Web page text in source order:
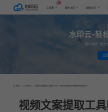
工具集 图片水印 视频水印
水印云-轻
图片视频一键去
立
首页 > 行业资讯 > 视频文案提取工具哪个好？分享五款视频字幕提取神器给你！
视频文案提取工